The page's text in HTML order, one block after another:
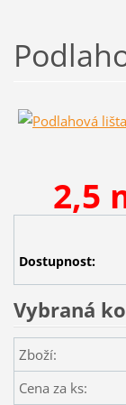
2,5
Dostupnost:
Vybraná
Zboží:
Cena za ks: